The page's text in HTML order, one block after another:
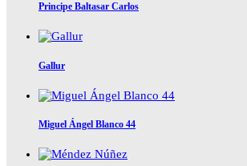
Principe Baltasar Carlos
Gallur
Miguel Ángel Blanco 44